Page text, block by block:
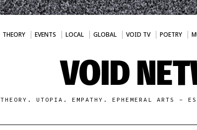
THEORY EVENTS LOCAL GLOBAL VOID TV POETRY
VOID
THEORY. UTOPIA. EMPATHY. EPHEMERAL ARTS -